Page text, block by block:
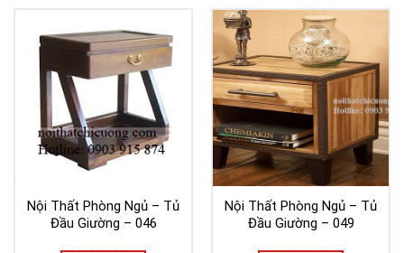
Nội Thất Phòng Ngủ – Tủ
Đầu Giường – 046
Nội Thất Phòng Ngủ – Tủ
Đầu Giường – 049